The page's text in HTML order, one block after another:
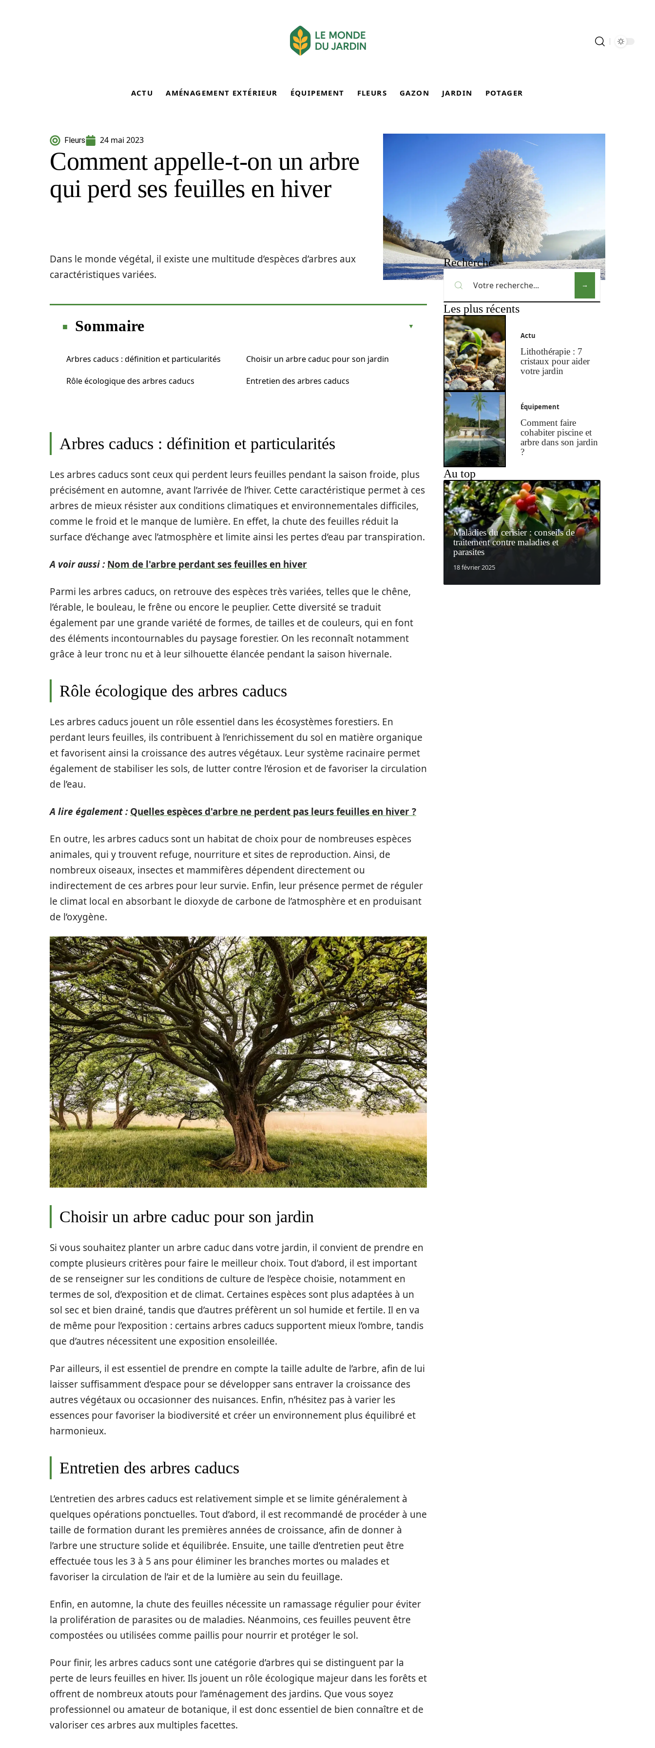
ACTU AMÉNAGEMENT EXTÉRIEUR ÉQUIPEMENT FLEURS GAZON JARDIN POTAGER
Fleurs 24 mai 2023
Comment appelle-t-on un arbre
qui perd ses feuilles en hiver
Dans le monde végétal, il existe une multitude d’espèces d’arbres aux
caractéristiques variées.
Sommaire
Arbres caducs : définition et particularités
Rôle écologique des arbres caducs
Choisir un arbre caduc pour son jardin
Entretien des arbres caducs
Arbres caducs : définition et particularités
Les arbres caducs sont ceux qui perdent leurs feuilles pendant la saison froide, plus
précisément en automne, avant l’arrivée de l’hiver. Cette caractéristique permet à ces
arbres de mieux résister aux conditions climatiques et environnementales difficiles,
comme le froid et le manque de lumière. En effet, la chute des feuilles réduit la
surface d’échange avec l’atmosphère et limite ainsi les pertes d’eau par transpiration.
A voir aussi : Nom de l'arbre perdant ses feuilles en hiver
Parmi les arbres caducs, on retrouve des espèces très variées, telles que le chêne,
l’érable, le bouleau, le frêne ou encore le peuplier. Cette diversité se traduit
également par une grande variété de formes, de tailles et de couleurs, qui en font
des éléments incontournables du paysage forestier. On les reconnaît notamment
grâce à leur tronc nu et à leur silhouette élancée pendant la saison hivernale.
Rôle écologique des arbres caducs
Les arbres caducs jouent un rôle essentiel dans les écosystèmes forestiers. En
perdant leurs feuilles, ils contribuent à l’enrichissement du sol en matière organique
et favorisent ainsi la croissance des autres végétaux. Leur système racinaire permet
également de stabiliser les sols, de lutter contre l’érosion et de favoriser la circulation
de l’eau.
A lire également : Quelles espèces d'arbre ne perdent pas leurs feuilles en hiver ?
En outre, les arbres caducs sont un habitat de choix pour de nombreuses espèces
animales, qui y trouvent refuge, nourriture et sites de reproduction. Ainsi, de
nombreux oiseaux, insectes et mammifères dépendent directement ou
indirectement de ces arbres pour leur survie. Enfin, leur présence permet de réguler
le climat local en absorbant le dioxyde de carbone de l’atmosphère et en produisant
de l’oxygène.
Choisir un arbre caduc pour son jardin
Si vous souhaitez planter un arbre caduc dans votre jardin, il convient de prendre en
compte plusieurs critères pour faire le meilleur choix. Tout d’abord, il est important
de se renseigner sur les conditions de culture de l’espèce choisie, notamment en
termes de sol, d’exposition et de climat. Certaines espèces sont plus adaptées à un
sol sec et bien drainé, tandis que d’autres préfèrent un sol humide et fertile. Il en va
de même pour l’exposition : certains arbres caducs supportent mieux l’ombre, tandis
que d’autres nécessitent une exposition ensoleillée.
Par ailleurs, il est essentiel de prendre en compte la taille adulte de l’arbre, afin de lui
laisser suffisamment d’espace pour se développer sans entraver la croissance des
autres végétaux ou occasionner des nuisances. Enfin, n’hésitez pas à varier les
essences pour favoriser la biodiversité et créer un environnement plus équilibré et
harmonieux.
Entretien des arbres caducs
L’entretien des arbres caducs est relativement simple et se limite généralement à
quelques opérations ponctuelles. Tout d’abord, il est recommandé de procéder à une
taille de formation durant les premières années de croissance, afin de donner à
l’arbre une structure solide et équilibrée. Ensuite, une taille d’entretien peut être
effectuée tous les 3 à 5 ans pour éliminer les branches mortes ou malades et
favoriser la circulation de l’air et de la lumière au sein du feuillage.
Enfin, en automne, la chute des feuilles nécessite un ramassage régulier pour éviter
la prolifération de parasites ou de maladies. Néanmoins, ces feuilles peuvent être
compostées ou utilisées comme paillis pour nourrir et protéger le sol.
Pour finir, les arbres caducs sont une catégorie d’arbres qui se distinguent par la
perte de leurs feuilles en hiver. Ils jouent un rôle écologique majeur dans les forêts et
offrent de nombreux atouts pour l’aménagement des jardins. Que vous soyez
professionnel ou amateur de botanique, il est donc essentiel de bien connaître et de
valoriser ces arbres aux multiples facettes.
Recherche
Les plus récents
Actu
Lithothérapie : 7
cristaux pour aider
votre jardin
Équipement
Comment faire
cohabiter piscine et
arbre dans son jardin
?
Au top
Maladies du cerisier : conseils de
traitement contre maladies et
parasites
18 février 2025